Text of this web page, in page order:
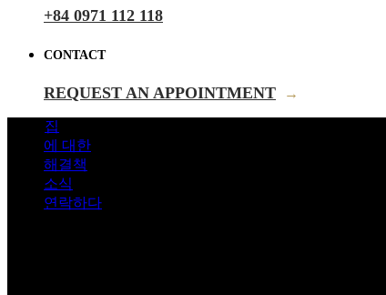
+84 0971 112 118
CONTACT
REQUEST AN APPOINTMENT →
집
에 대한
해결책
소식
연락하다